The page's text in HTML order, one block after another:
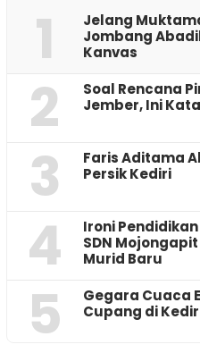
1
Jelang
Jombang
Kanvas
2
‎Soal Rencana
Jember, Ini
3
Faris Aditama
Persik Kediri
4
Ironi
SDN
Murid Baru
5
‎Gegara Cuaca
Cupang di